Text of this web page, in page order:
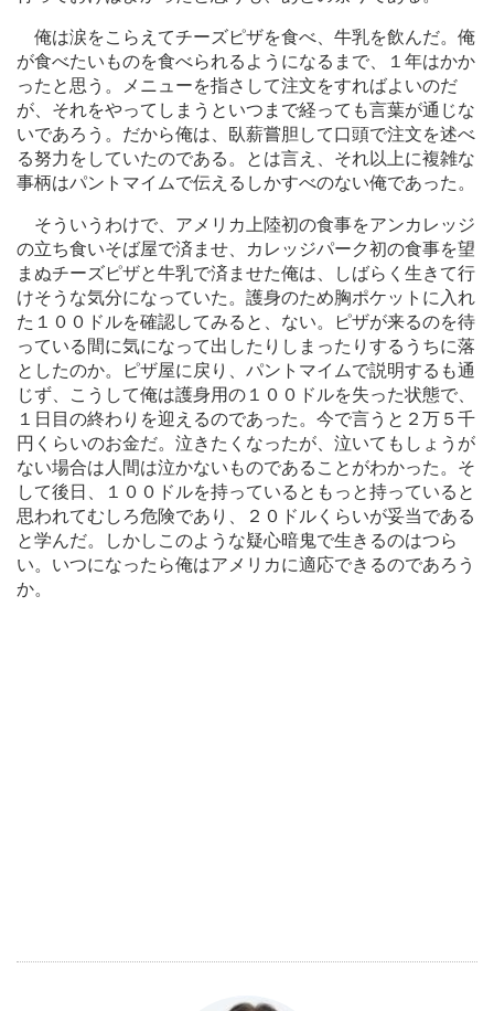
俺は涙をこらえてチーズピザを食べ、牛乳を飲んだ。俺
が食べたいものを食べられるようになるまで、１年はかか
ったと思う。メニューを指さして注文をすればよいのだ
が、それをやってしまうといつまで経っても言葉が通じな
いであろう。だから俺は、臥薪嘗胆して口頭で注文を述べ
る努力をしていたのである。とは言え、それ以上に複雑な
事柄はパントマイムで伝えるしかすべのない俺であった。
そういうわけで、アメリカ上陸初の食事をアンカレッジ
の立ち食いそば屋で済ませ、カレッジパーク初の食事を望
まぬチーズピザと牛乳で済ませた俺は、しばらく生きて行
けそうな気分になっていた。護身のため胸ポケットに入れ
た１００ドルを確認してみると、ない。ピザが来るのを待
っている間に気になって出したりしまったりするうちに落
としたのか。ピザ屋に戻り、パントマイムで説明するも通
じず、こうして俺は護身用の１００ドルを失った状態で、
１日目の終わりを迎えるのであった。今で言うと２万５千
円くらいのお金だ。泣きたくなったが、泣いてもしょうが
ない場合は人間は泣かないものであることがわかった。そ
して後日、１００ドルを持っているともっと持っていると
思われてむしろ危険であり、２０ドルくらいが妥当である
と学んだ。しかしこのような疑心暗鬼で生きるのはつら
い。いつになったら俺はアメリカに適応できるのであろう
か。